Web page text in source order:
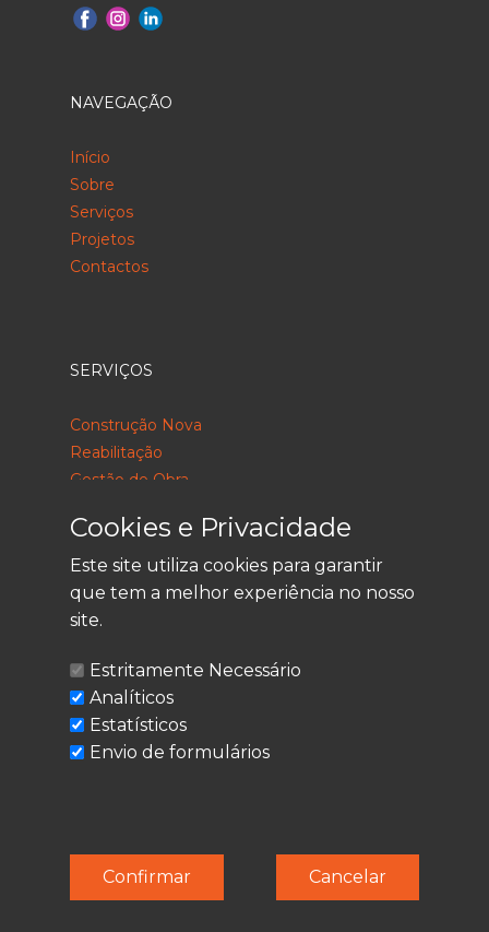
NAVEGAÇÃO
Início
Sobre
Serviços
Projetos
Contactos
SERVIÇOS
Construção Nova
Reabilitação
Gestão de Obra
LEGAL
Política de Privacidade
Termos de Utilização
Cookies
© Techolder. Todos os direitos reservados.
SmashLine
Cookies e Privacidade
Este site utiliza cookies para garantir
que tem a melhor experiência no nosso
site.
Estritamente Necessário
Analíticos
Estatísticos
Envio de formulários
Cancelar
Confirmar